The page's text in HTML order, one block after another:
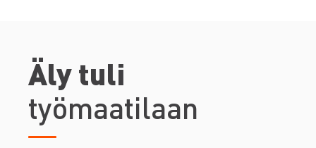
Äly tuli
työmaatilaan